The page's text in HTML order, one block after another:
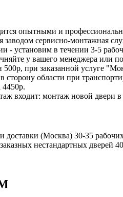
опытными и
заводом сервисно-монтажная
- установим в течении 3-5
у вашего менеджера или
500р, при заказанной услуге
области при
входит: монтаж новой двери
доставки (Москва) 30-35
нестандартных дверей